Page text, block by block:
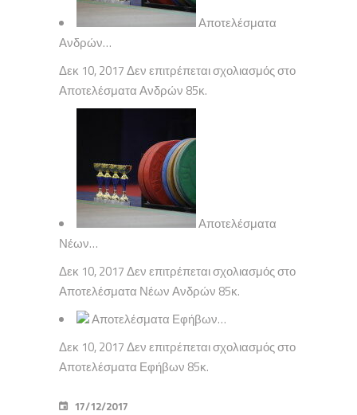
Αποτελέσματα
Ανδρών…
Δεκ 10, 2017 Δεν επιτρέπεται σχολιασμός στο
Αποτελέσματα Ανδρών 85κ.
Αποτελέσματα
Νέων…
Δεκ 10, 2017 Δεν επιτρέπεται σχολιασμός στο
Αποτελέσματα Νέων Ανδρών 85κ.
Αποτελέσματα Εφήβων…
Δεκ 10, 2017 Δεν επιτρέπεται σχολιασμός στο
Αποτελέσματα Εφήβων 85κ.
17/12/2017